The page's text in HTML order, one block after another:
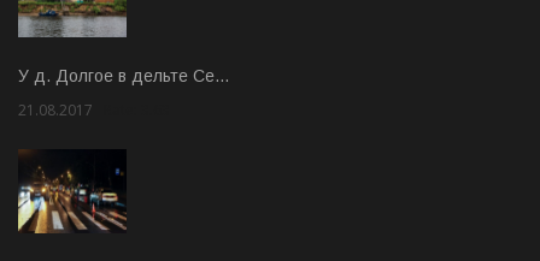
У д. Долгое в дельте Се…
21.08.2017